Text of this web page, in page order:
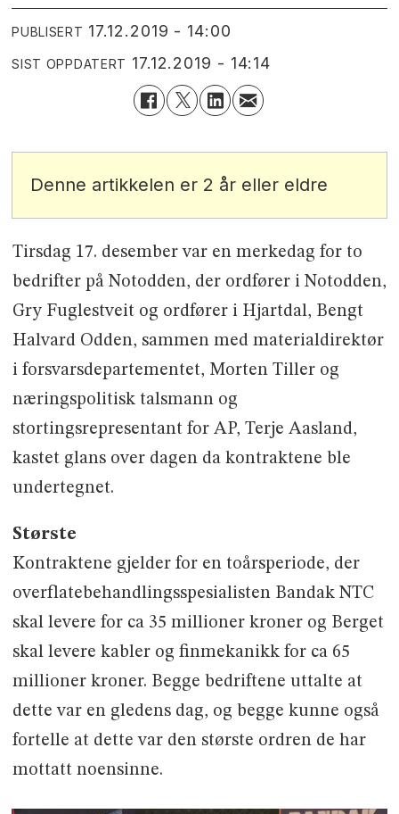
PUBLISERT 17.12.2019 - 14:00
SIST OPPDATERT 17.12.2019 - 14:14
Denne artikkelen er 2 år eller eldre
Tirsdag 17. desember var en merkedag for to
bedrifter på Notodden, der ordfører i Notodden,
Gry Fuglestveit og ordfører i Hjartdal, Bengt
Halvard Odden, sammen med materialdirektør
i forsvarsdepartementet, Morten Tiller og
næringspolitisk talsmann og
stortingsrepresentant for AP, Terje Aasland,
kastet glans over dagen da kontraktene ble
undertegnet.
Største
Kontraktene gjelder for en toårsperiode, der
overflatebehandlingsspesialisten Bandak NTC
skal levere for ca 35 millioner kroner og Berget
skal levere kabler og finmekanikk for ca 65
millioner kroner. Begge bedriftene uttalte at
dette var en gledens dag, og begge kunne også
fortelle at dette var den største ordren de har
mottatt noensinne.